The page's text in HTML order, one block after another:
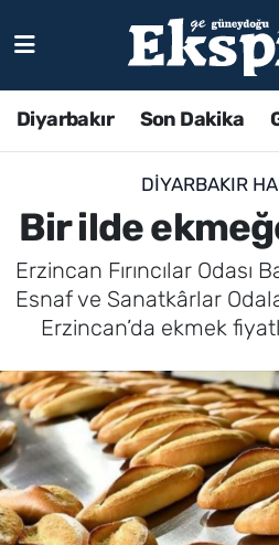
Diyarbakır Son Dakika
DIYARBAKIR
Bir ilde
Erzincan Fırıncılar Odası
Esnaf ve Sanatkârlar
Erzincan’da ekmek